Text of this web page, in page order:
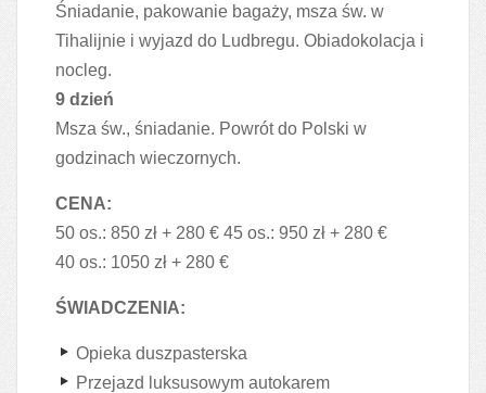
Śniadanie, pakowanie bagaży, msza św. w
Tihalijnie i wyjazd do Ludbregu. Obiadokolacja i
nocleg.
9 dzień
Msza św., śniadanie. Powrót do Polski w
godzinach wieczornych.
CENA:
50 os.: 850 zł + 280 € 45 os.: 950 zł + 280 €
40 os.: 1050 zł + 280 €
ŚWIADCZENIA:
Opieka duszpasterska
Przejazd luksusowym autokarem